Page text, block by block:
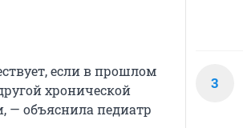
если в прошлом
хронической
— объяснила педиатр
3